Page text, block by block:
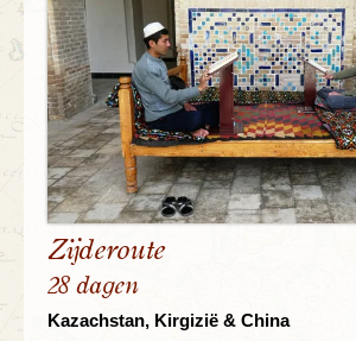
Zijderoute
28 dagen
Kazachstan, Kirgizië & China